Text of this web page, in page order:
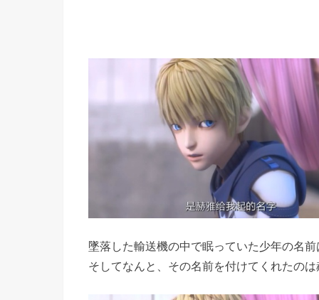
墜落した輸送機の中で眠っていた少年の名前
そしてなんと、その名前を付けてくれたの